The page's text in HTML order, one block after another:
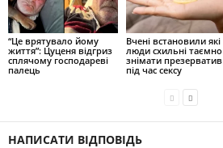
“Це врятувало йому
життя”: Цуценя відгриз
сплячому господареві
палець
Вчені встановили які
люди схильні таємно
знімати презерватив
під час сексу
НАПИСАТИ ВІДПОВІДЬ